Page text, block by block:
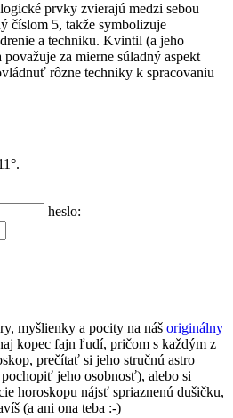
prvky zvierajú medzi sebou
číslom 5, takže symbolizuje
a techniku. Kvintil (a jeho
za mierne súladný aspekt
rôzne techniky k spracovaniu
heslo:
myšlienky a pocity na náš originálny
kopec fajn ľudí, pričom s každým z
prečítať si jeho stručnú astro
jeho osobnosť), alebo si
horoskopu nájsť spriaznenú dušičku,
(a ani ona teba :-)